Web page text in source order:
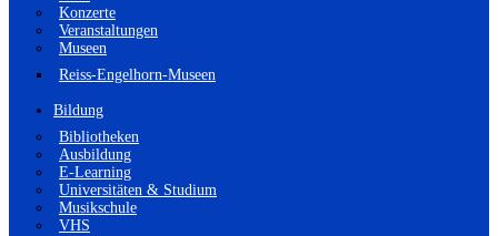
Konzerte
Veranstaltungen
Museen
Reiss-Engelhorn-Museen
Bildung
Bibliotheken
Ausbildung
E-Learning
Universitäten & Studium
Musikschule
VHS